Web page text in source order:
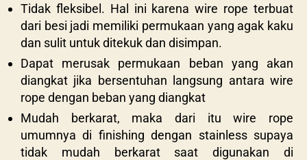
Tidak fleksibel. Hal ini karena wire rope terbuat
dari besi jadi memiliki permukaan yang agak kaku
dan sulit untuk ditekuk dan disimpan.
Dapat merusak permukaan beban yang akan
diangkat jika bersentuhan langsung antara wire
rope dengan beban yang diangkat
Mudah berkarat, maka dari itu wire rope
umumnya di finishing dengan stainless supaya
tidak mudah berkarat saat digunakan di